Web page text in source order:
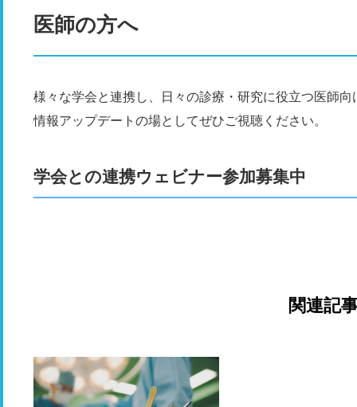
医師の方へ
様々な学会と連携し、日々の診療・研究に役立つ医師
情報アップデートの場としてぜひご視聴ください。
学会との連携ウェビナー参加募集中
関連記